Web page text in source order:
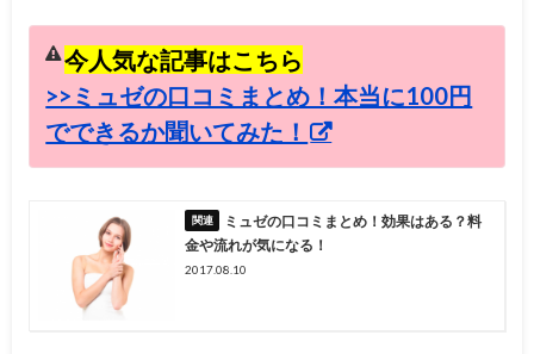
今人気な記事はこちら
>>ミュゼの口コミまとめ！本当に100円
でできるか聞いてみた！
ミュゼの口コミまとめ！効果はある？料
金や流れが気になる！
2017.08.10